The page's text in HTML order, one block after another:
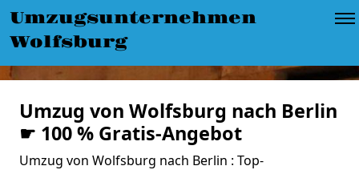
Umzugsunternehmen
Wolfsburg
Umzug von Wolfsburg nach Berlin
☛ 100 % Gratis-Angebot
Umzug von Wolfsburg nach Berlin : Top-